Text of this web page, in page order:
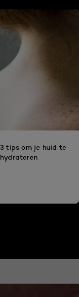
3 tips om je huid te
hydrateren